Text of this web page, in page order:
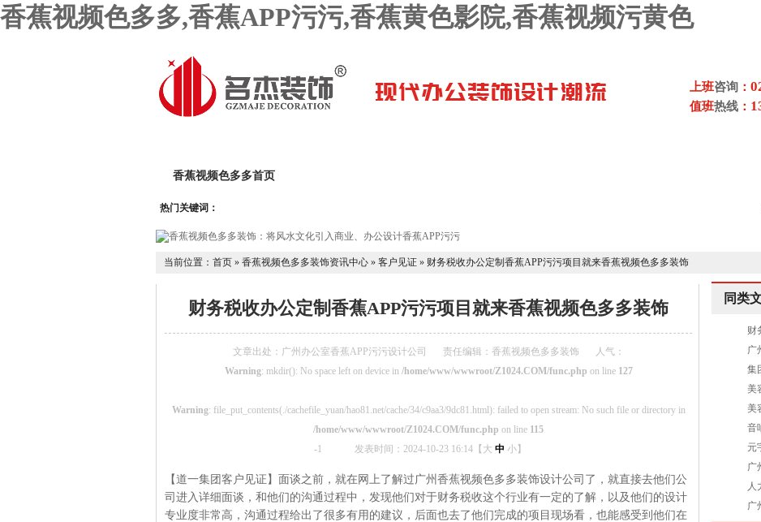
香蕉视频色多多,香蕉APP污污,香蕉黄色影院,香蕉视频污黄色
上班咨询 ：
值班热线 ：
香蕉视频色多多首页
香蕉黄色影院设计团队
热门关键词：
当前位置： 首页 » 香蕉视频色多多装饰资讯中心 » 客户见证 » 财务税收办公定制香蕉APP污污项目就来香蕉视频色多多装饰
财务税收办公定制香蕉APP污污项目就来香蕉视频色多多装饰
文章出处：广州办公室香蕉APP污污设计公司 责任编辑：香蕉视频色多多装饰
人气：
Warning: mkdir(): No space left on device in /home/www/wwwroot/Z1024.COM/func.php on line 127
Warning: file_put_contents(./cachefile_yuan/hao81.net/cache/34/c9aa3/9dc81.html): failed to open stream: No such file or directory in
/home/www/wwwroot/Z1024.COM/func.php on line 115
-1
发表时间：2024-10-23 16:14【 大 中 小】
【道一集团客户见证】面谈之前，就在网上了解过广州香蕉视频色多多装饰设计公司了，就直接去他们公
司进入详细面谈，和他们的沟通过程中，发现他们对于财务税收这个行业有一定的了解，以及他们的设计
专业度非常高，沟通过程给出了很多有用的建议，后面也去了他们完成的项目现场看，也能感受到他们在
同类